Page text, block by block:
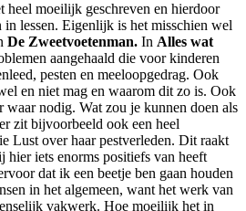
heel moeilijk geschreven en hierdoor
lessen. Eigenlijk is het misschien wel
De Zweetvoetenman. In Alles wat
aangehaald die voor kinderen
pesten en meeloopgedrag. Ook
en niet mag en waarom dit zo is. Ook
waar nodig. Wat zou je kunnen doen als
zit bijvoorbeeld ook een heel
Lust over haar pestverleden. Dit raakt
hier iets enorms positiefs van heeft
dat ik een beetje ben gaan houden
in het algemeen, want het werk van
vakwerk. Hoe moeilijk het in